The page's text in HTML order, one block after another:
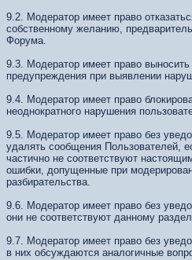
9.2. Модератор имеет право
собственному желанию,
Форума.
9.3. Модератор имеет право выносить
предупреждения при выявлении
9.4. Модератор имеет право
неоднократного нарушения
9.5. Модератор имеет право без
удалять сообщения Пользователей,
частично не соответствуют
ошибки, допущенные при
разбирательства.
9.6. Модератор имеет право без
они не соответствуют данному
9.7. Модератор имеет право без
в них обсуждаются аналогичные